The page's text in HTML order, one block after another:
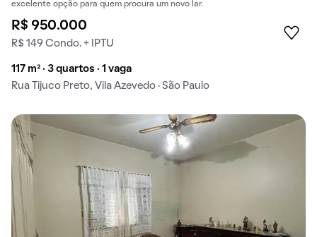
excelente opção para quem procura um novo lar.
R$ 950.000
R$ 149 Condo. + IPTU
117 m² · 3 quartos · 1 vaga
Rua Tijuco Preto, Vila Azevedo · São Paulo